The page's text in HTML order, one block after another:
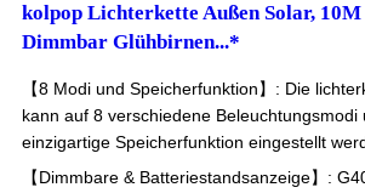
kolpop Lichterkette Außen Solar,
Dimmbar Glühbirnen...*
【8 Modi und Speicherfunktion】: Die
kann auf 8 verschiedene Beleuchtungsmodi
einzigartige Speicherfunktion eingestellt
【Dimmbare & Batteriestandsanzeige】: